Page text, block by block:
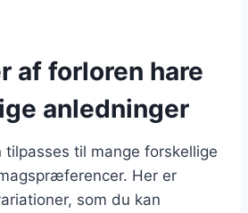
af forloren hare
anledninger
tilpasses til mange forskellige
Her er
som du kan